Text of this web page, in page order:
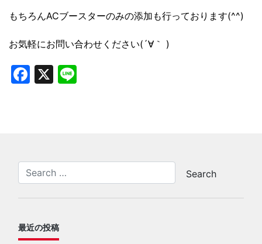
もちろんACブースターのみの添加も行っております(^^)
お気軽にお問い合わせください(´∀｀ )
Facebook
X
最近の投稿